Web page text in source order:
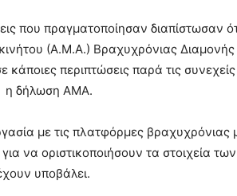
που πραγματοποίησαν
(Α.Μ.Α.) Βραχυχρόνιας Διαμονής
περιπτώσεις παρά τις
η δήλωση ΑΜΑ.
με τις πλατφόρμες
να οριστικοποιήσουν τα στοιχεία
υποβάλει.